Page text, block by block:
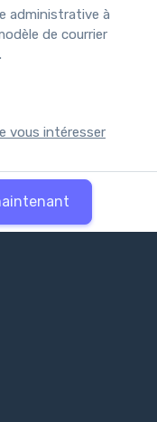
administrative à
de courrier
vous intéresser